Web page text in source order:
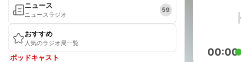
ニュース
ニュースラジオ
59
おすすめ
人気のラジオ局一覧
ポッドキャスト 00:00